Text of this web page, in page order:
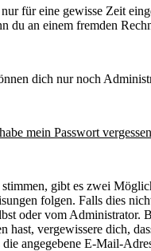
für eine gewisse Zeit
an einem fremden
dich nur noch
mein Passwort vergessen
gibt es zwei
folgen. Falls dies
oder vom
vergewissere dich,
angegebene E-Mail-